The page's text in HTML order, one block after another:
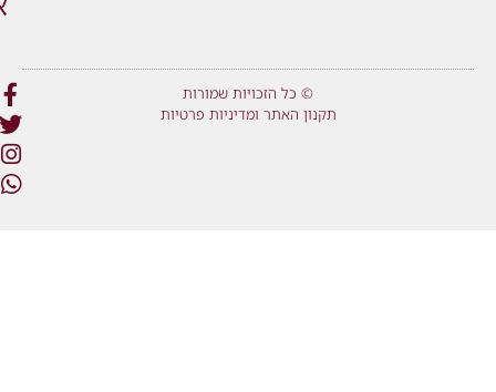
© כל הזכויות שמורות
תקנון האתר ומדיניות פרטיות